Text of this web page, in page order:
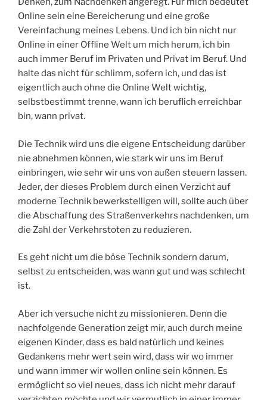
Online sein eine Bereicherung und eine große
Vereinfachung meines Lebens. Und ich bin nicht nur
Online in einer Offline Welt um mich herum, ich bin
auch immer Beruf im Privaten und Privat im Beruf. Und
halte das nicht für schlimm, sofern ich, und das ist
eigentlich auch ohne die Online Welt wichtig,
selbstbestimmt trenne, wann ich beruflich erreichbar
bin, wann privat.
Die Technik wird uns die eigene Entscheidung darüber
nie abnehmen können, wie stark wir uns im Beruf
einbringen, wie sehr wir uns von außen steuern lassen.
Jeder, der dieses Problem durch einen Verzicht auf
moderne Technik bewerkstelligen will, sollte auch über
die Abschaffung des Straßenverkehrs nachdenken, um
die Zahl der Verkehrstoten zu reduzieren.
Es geht nicht um die böse Technik sondern darum,
selbst zu entscheiden, was wann gut und was schlecht
ist.
Aber ich versuche nicht zu missionieren. Denn die
nachfolgende Generation zeigt mir, auch durch meine
eigenen Kinder, dass es bald natürlich und keines
Gedankens mehr wert sein wird, dass wir wo immer
und wann immer wir wollen online sein können. Es
ermöglicht so viel neues, dass ich nicht mehr darauf